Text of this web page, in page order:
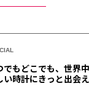
でもどこでも、世界
い時計にきっと出会え